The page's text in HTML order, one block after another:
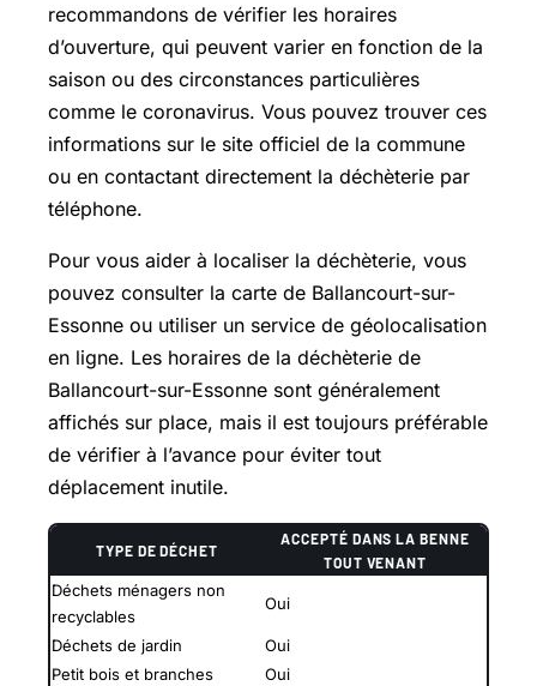
recommandons de vérifier les horaires
d’ouverture, qui peuvent varier en fonction de la
saison ou des circonstances particulières
comme le coronavirus. Vous pouvez trouver ces
informations sur le site officiel de la commune
ou en contactant directement la déchèterie par
téléphone.
Pour vous aider à localiser la déchèterie, vous
pouvez consulter la carte de Ballancourt-sur-
Essonne ou utiliser un service de géolocalisation
en ligne. Les horaires de la déchèterie de
Ballancourt-sur-Essonne sont généralement
affichés sur place, mais il est toujours préférable
de vérifier à l’avance pour éviter tout
déplacement inutile.
TYPE DE DÉCHET
ACCEPTÉ DANS LA BENNE
TOUT VENANT
Déchets ménagers non
recyclables
Oui
Déchets de jardin
Oui
Petit bois et branches
Oui